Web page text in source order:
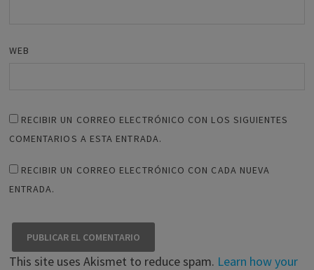
WEB
RECIBIR UN CORREO ELECTRÓNICO CON LOS SIGUIENTES
COMENTARIOS A ESTA ENTRADA.
RECIBIR UN CORREO ELECTRÓNICO CON CADA NUEVA
ENTRADA.
This site uses Akismet to reduce spam. Learn how your